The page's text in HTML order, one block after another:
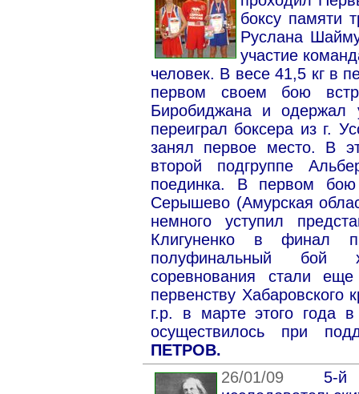
боксу памяти
Руслана
участие
человек. В весе 41,5 кг в
первом своем бою
Биробиджана и одержал
переиграл боксера из г.
занял первое место.
В
второй подгруппе
поединка. В первом
Серышево (Амурская
немного уступил
Клигуненко в финал
полуфинальный бой
соревнования стали
первенству
г.р. в марте этого года
осуществилось при
ПЕТРОВ.
26/01/09 5-й